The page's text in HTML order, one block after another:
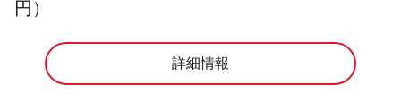
円）
詳細情報